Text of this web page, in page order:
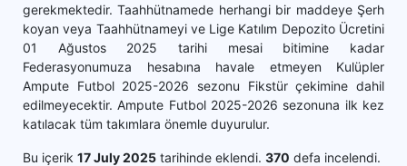
gerekmektedir. Taahhütnamede herhangi bir maddeye Şerh
koyan veya Taahhütnameyi ve Lige Katılım Depozito Ücretini
01 Ağustos 2025 tarihi mesai bitimine kadar
Federasyonumuza hesabına havale etmeyen Kulüpler
Ampute Futbol 2025-2026 sezonu Fikstür çekimine dahil
edilmeyecektir. Ampute Futbol 2025-2026 sezonuna ilk kez
katılacak tüm takımlara önemle duyurulur.
Bu içerik 17 July 2025 tarihinde eklendi. 370 defa incelendi.